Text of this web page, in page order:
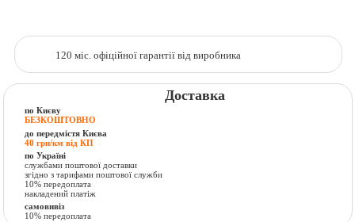
120 міс. офіційної гарантії від виробника
Доставка
по Києву
БЕЗКОШТОВНО
до передмістя Києва
40 грн/км від КП
по Україні
службами поштової доставки
згідно з тарифами поштової служби
10% передоплата
накладений платіж
самовивіз
10% передоплата